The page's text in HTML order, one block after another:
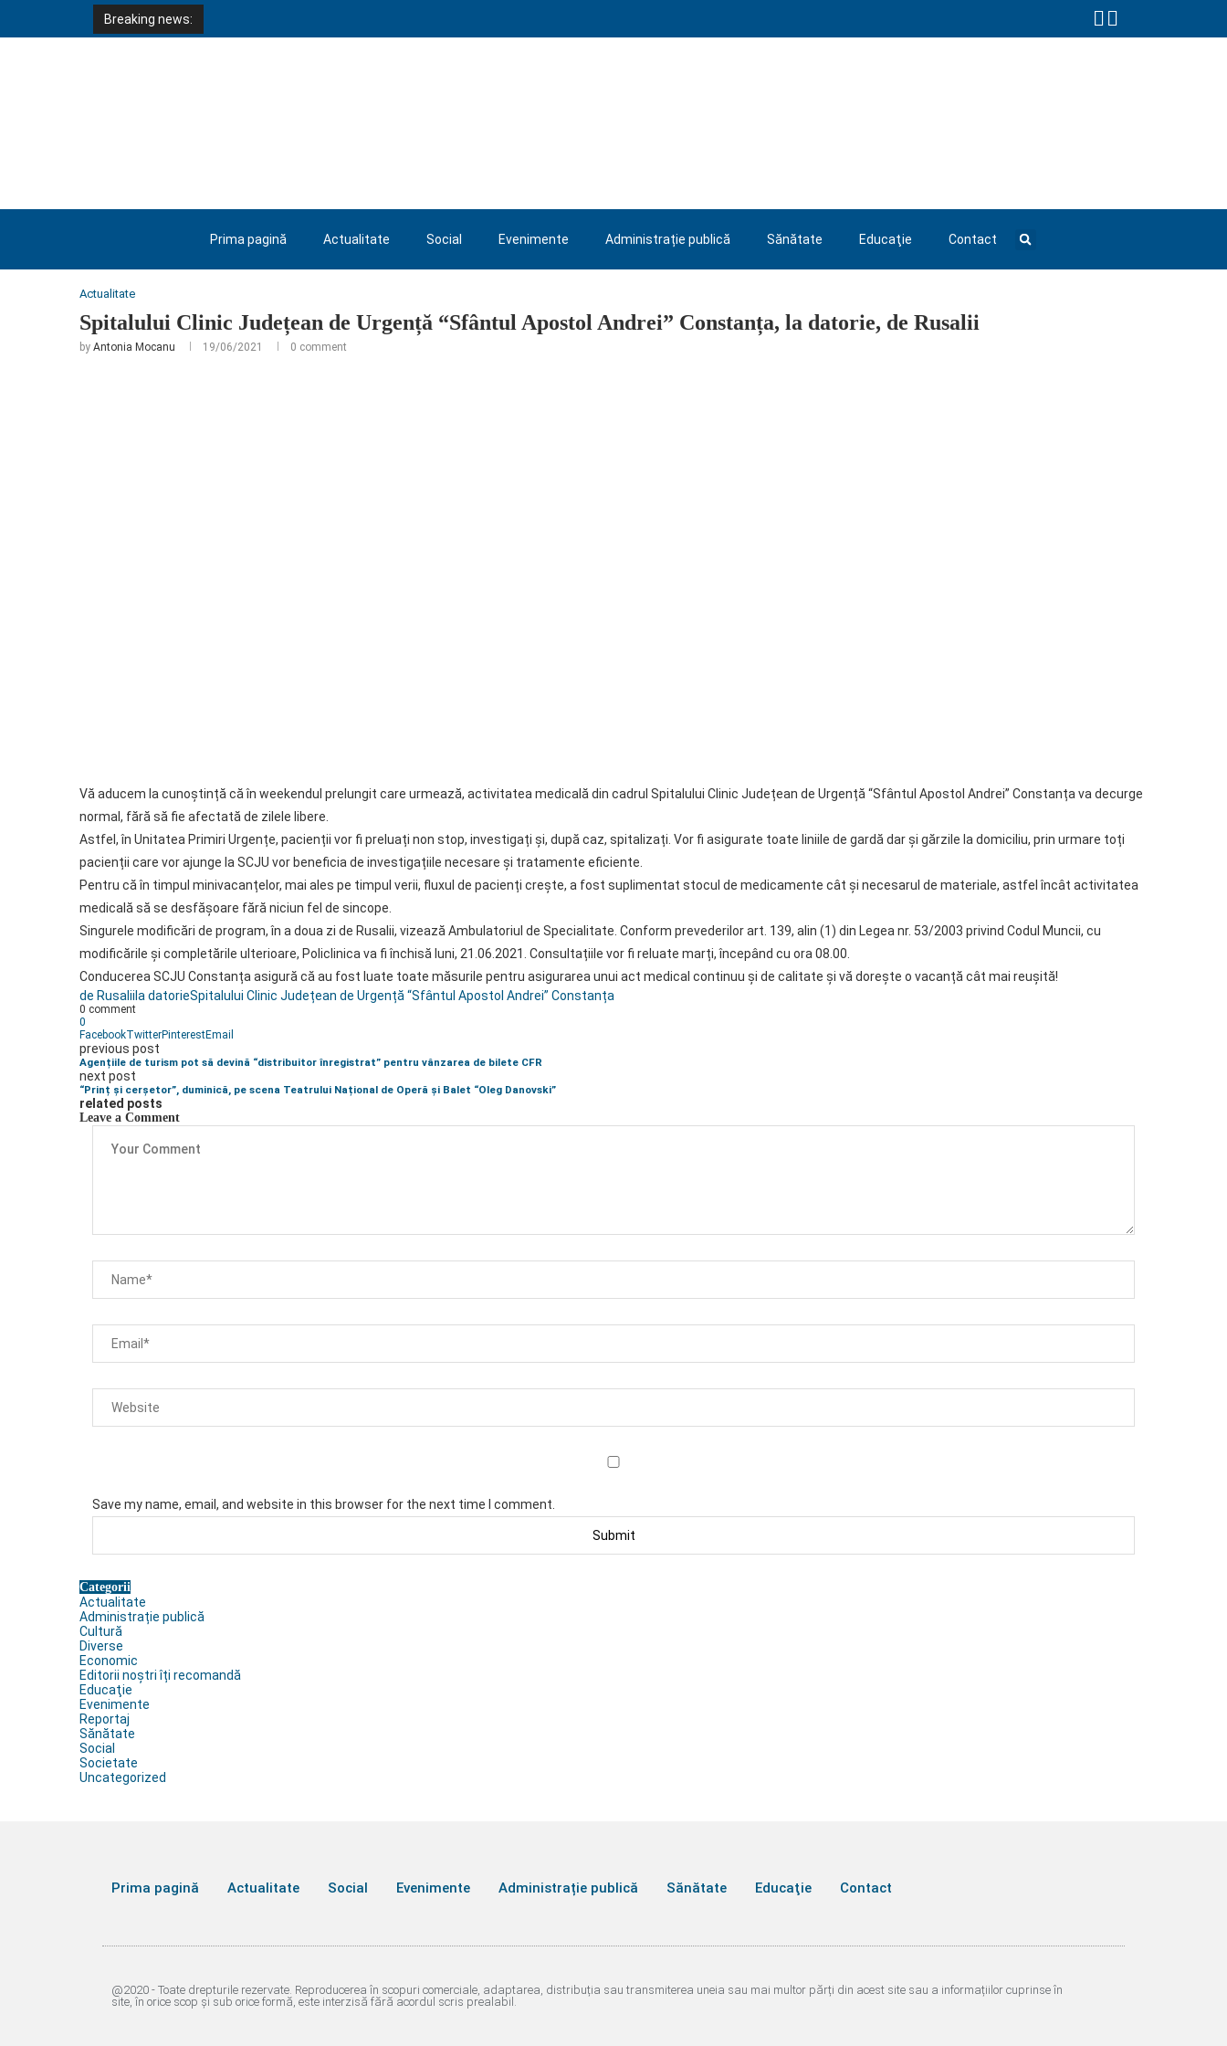
Breaking news:
Prima pagină Actualitate Social Evenimente Administrație publică Sănătate Educaţie Contact
Spitalului Clinic Județean de Urgență “Sfântul Apostol Andrei” Constanța, la datorie, de Rusalii
Actualitate
Spitalului Clinic Județean de Urgență “Sfântul Apostol Andrei” Constanța, la datorie, de Rusalii
by Antonia Mocanu 19/06/2021 0 comment
Vă aducem la cunoștință că în weekendul prelungit care urmează, activitatea medicală din cadrul Spitalului Clinic Județean de Urgență “Sfântul Apostol Andrei” Constanța va decurge
normal, fără să fie afectată de zilele libere.
Astfel, în Unitatea Primiri Urgențe, pacienții vor fi preluați non stop, investigați și, după caz, spitalizați. Vor fi asigurate toate liniile de gardă dar și gărzile la domiciliu, prin urmare toți
pacienții care vor ajunge la SCJU vor beneficia de investigațiile necesare și tratamente eficiente.
Pentru că în timpul minivacanțelor, mai ales pe timpul verii, fluxul de pacienți crește, a fost suplimentat stocul de medicamente cât și necesarul de materiale, astfel încât activitatea
medicală să se desfășoare fără niciun fel de sincope.
Singurele modificări de program, în a doua zi de Rusalii, vizează Ambulatoriul de Specialitate. Conform prevederilor art. 139, alin (1) din Legea nr. 53/2003 privind Codul Muncii, cu
modificările şi completările ulterioare, Policlinica va fi închisă luni, 21.06.2021. Consultațiile vor fi reluate marți, începând cu ora 08.00.
Conducerea SCJU Constanța asigură că au fost luate toate măsurile pentru asigurarea unui act medical continuu și de calitate și vă dorește o vacanță cât mai reușită!
de Rusalii la datorieSpitalului Clinic Județean de Urgență “Sfântul Apostol Andrei” Constanța
0 comment
0
FacebookTwitterPinterestEmail
previous post
Agențiile de turism pot să devină “distribuitor înregistrat” pentru vânzarea de bilete CFR
next post
“Prinț și cerșetor”, duminică, pe scena Teatrului Național de Operă și Balet “Oleg Danovski”
related posts
Leave a Comment
Save my name, email, and website in this browser for the next time I comment.
Categorii
Actualitate
Administrație publică
Cultură
Diverse
Economic
Editorii noștri îți recomandă
Educaţie
Evenimente
Reportaj
Sănătate
Social
Societate
Uncategorized
Prima pagină Actualitate Social Evenimente Administrație publică Sănătate Educaţie Contact
@2020 - Toate drepturile rezervate. Reproducerea în scopuri comerciale, adaptarea, distribuția sau transmiterea uneia sau mai multor părți din acest site sau a informațiilor cuprinse în
site, în orice scop și sub orice formă, este interzisă fără acordul scris prealabil.